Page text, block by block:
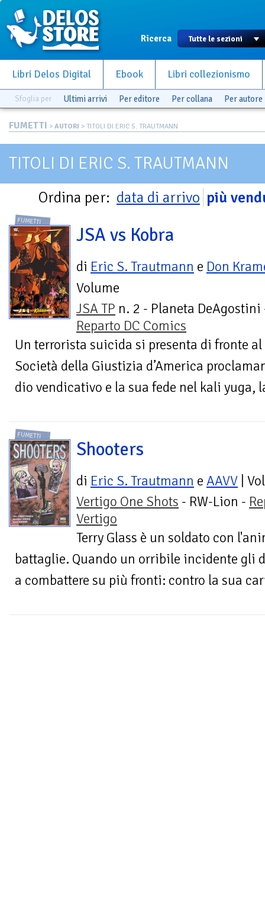
Ricerca
Libri Delos Digital Ebook Libri collezionismo
Sfoglia per Ultimi arrivi Per editore Per collana Per autore
FUMETTI > AUTORI > TITOLI DI ERIC S. TRAUTMANN
TITOLI DI ERIC S. TRAUTMANN
Ordina per: data di arrivo più
FUMETTI
JSA vs Kobra
di Eric S. Trautmann e Don
Volume
JSA TP n. 2 - Planeta DeAgostini
Reparto DC Comics
Un terrorista suicida si presenta di fronte
Società della Giustizia d’America
dio vendicativo e la sua fede nel kali yuga,
FUMETTI
Shooters
di Eric S. Trautmann e AAVV |
Vertigo One Shots - RW-Lion -
Vertigo
Terry Glass è un soldato con
battaglie. Quando un orribile incidente gli
a combattere su più fronti: contro la sua